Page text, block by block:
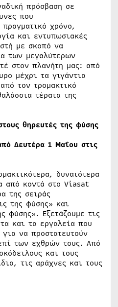
πρόσβαση σε
που
χρόνο,
και εντυπωσιακές
με σκοπό να
των μεγαλύτερων
στον πλανήτη μας: από
μέχρι τα γιγάντια
τον τρομακτικό
τέρατα της
θηρευτές της φύσης
Δευτέρα 1 Μαΐου στις
δυνατότερα
από κοντά στο Viasat
της σειράς
της φύσης» και
φύσης». Εξετάζουμε τις
και τα εργαλεία που
να προστατευτούν
των εχθρών τους. Από
και τους
τις αράχνες και τους